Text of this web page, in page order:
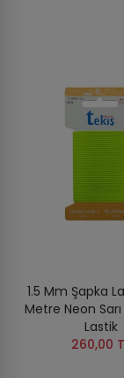
1.5 Mm Şapka
Metre Neon
Lastik
260,00